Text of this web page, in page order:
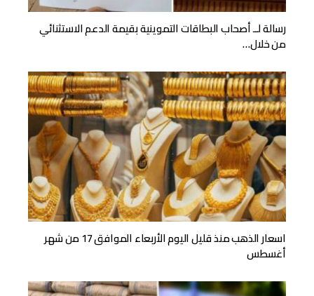
رسالة لــ أصحاب البطاقات التموينية بقيمة الدعم الاستثنائي
من خلال…
اسعار الذهب منذ قليل اليوم الأربعاء الموافق 17 من شهر
أغسطس